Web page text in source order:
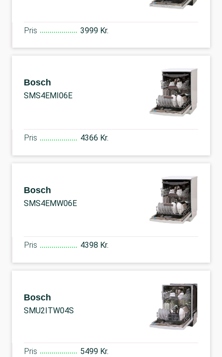
Pris 3999 Kr.
Bosch
SMS4EMI06E
Pris 4366 Kr.
Bosch
SMS4EMW06E
Pris 4398 Kr.
Bosch
SMU2ITW04S
Pris 5499 Kr.